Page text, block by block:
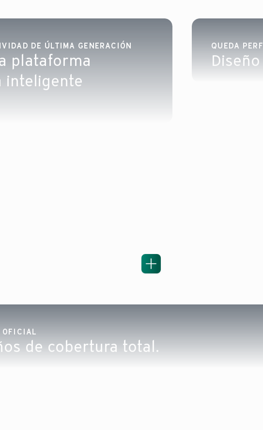
DE ÚLTIMA GENERACIÓN
plataforma
inteligente
QUEDA
OFICIAL
de cobertura total.